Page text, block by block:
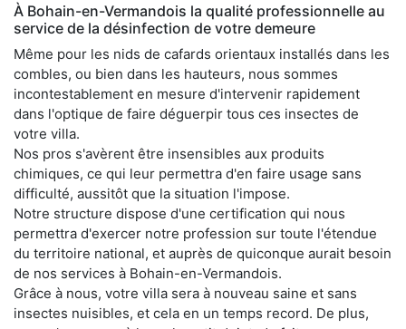
À Bohain-en-Vermandois la qualité professionnelle au
service de la désinfection de votre demeure
Même pour les nids de cafards orientaux installés dans les
combles, ou bien dans les hauteurs, nous sommes
incontestablement en mesure d'intervenir rapidement
dans l'optique de faire déguerpir tous ces insectes de
votre villa.
Nos pros s'avèrent être insensibles aux produits
chimiques, ce qui leur permettra d'en faire usage sans
difficulté, aussitôt que la situation l'impose.
Notre structure dispose d'une certification qui nous
permettra d'exercer notre profession sur toute l'étendue
du territoire national, et auprès de quiconque aurait besoin
de nos services à Bohain-en-Vermandois.
Grâce à nous, votre villa sera à nouveau saine et sans
insectes nuisibles, et cela en un temps record. De plus,